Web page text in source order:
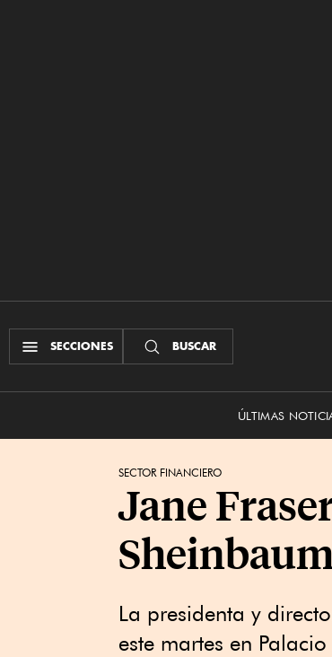
SECCIONES BUSCAR
ÚLTIMAS
SECTOR FINANCIERO
Jane
La presidenta y
este martes en